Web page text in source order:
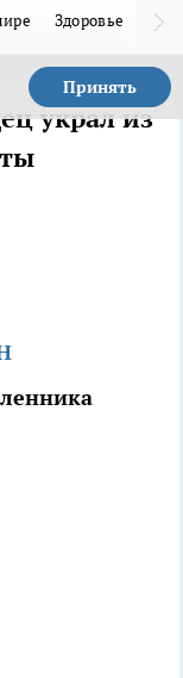
Здоровье
Принять
украл из